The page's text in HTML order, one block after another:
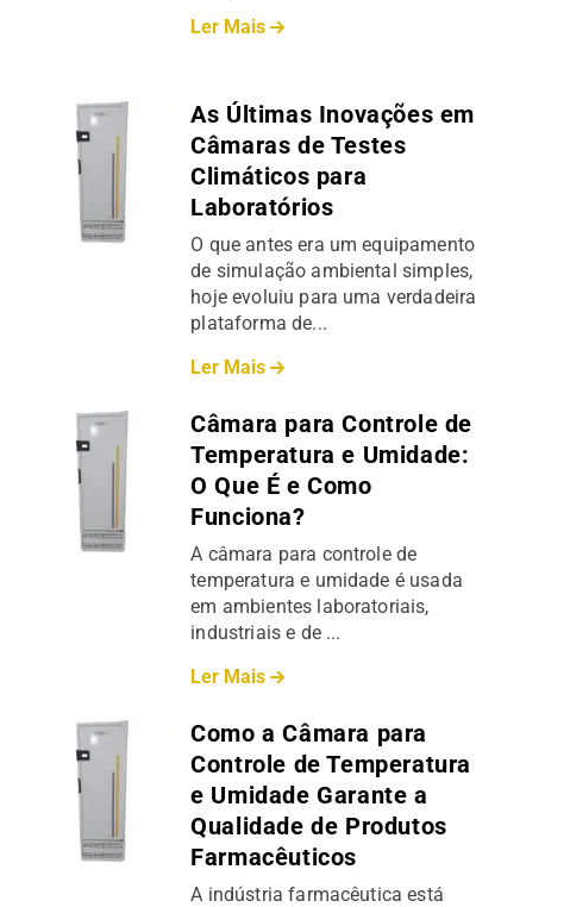
Ler Mais
As Últimas Inovações em
Câmaras de Testes
Climáticos para
Laboratórios
O que antes era um equipamento
de simulação ambiental simples,
hoje evoluiu para uma verdadeira
plataforma de...
Ler Mais
Câmara para Controle de
Temperatura e Umidade:
O Que É e Como
Funciona?
A câmara para controle de
temperatura e umidade é usada
em ambientes laboratoriais,
industriais e de ...
Ler Mais
Como a Câmara para
Controle de Temperatura
e Umidade Garante a
Qualidade de Produtos
Farmacêuticos
A indústria farmacêutica está